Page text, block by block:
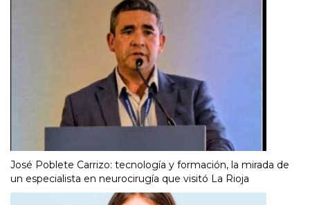
José Poblete Carrizo: tecnología y formación, la mirada de
un especialista en neurocirugía que visitó La Rioja